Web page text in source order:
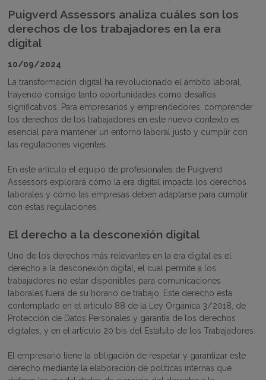
Puigverd Assessors analiza cuáles son los
derechos de los trabajadores en la era
digital
10/09/2024
La transformación digital ha revolucionado el ámbito laboral,
trayendo consigo tanto oportunidades como desafíos
significativos. Para empresarios y emprendedores, comprender
los derechos de los trabajadores en este nuevo contexto es
esencial para mantener un entorno laboral justo y cumplir con
las regulaciones vigentes.
En este artículo el equipo de profesionales de Puigverd
Assessors explorará cómo la era digital impacta los derechos
laborales y cómo las empresas deben adaptarse para cumplir
con estas regulaciones.
El derecho a la desconexión digital
Uno de los derechos más relevantes en la era digital es el
derecho a la desconexión digital, el cual permite a los
trabajadores no estar disponibles para comunicaciones
laborales fuera de su horario de trabajo. Este derecho está
contemplado en el artículo 88 de la Ley Orgánica 3/2018, de
Protección de Datos Personales y garantía de los derechos
digitales, y en el artículo 20 bis del Estatuto de los Trabajadores​.
El empresario tiene la obligación de respetar y garantizar este
derecho mediante la elaboración de políticas internas que